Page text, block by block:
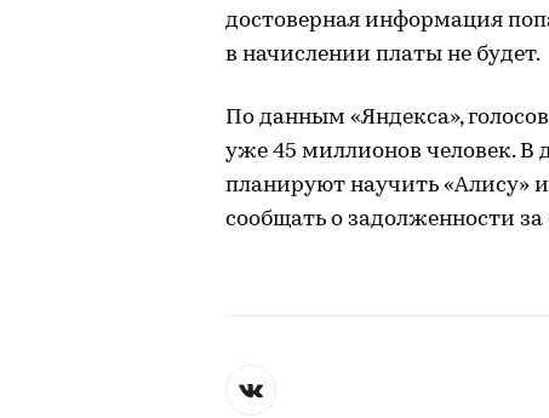
достоверная информация
в начислении платы не будет.
По данным «Яндекса»,
уже 45 миллионов человек. В
планируют научить «Алису»
сообщать о задолженности